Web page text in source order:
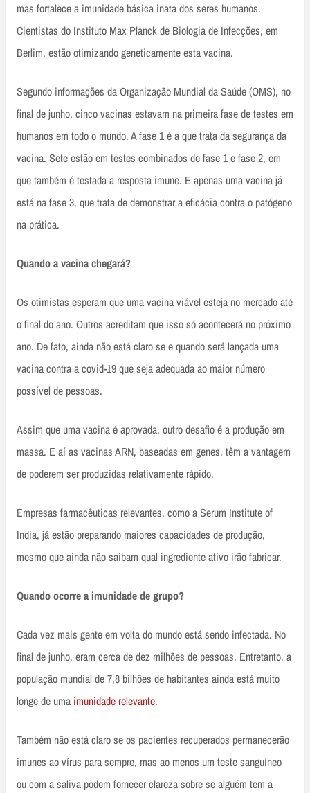
mas fortalece a imunidade básica inata dos seres humanos.
Cientistas do Instituto Max Planck de Biologia de Infecções, em
Berlim, estão otimizando geneticamente esta vacina.
Segundo informações da Organização Mundial da Saúde (OMS), no
final de junho, cinco vacinas estavam na primeira fase de testes em
humanos em todo o mundo. A fase 1 é a que trata da segurança da
vacina. Sete estão em testes combinados de fase 1 e fase 2, em
que também é testada a resposta imune. E apenas uma vacina já
está na fase 3, que trata de demonstrar a eficácia contra o patógeno
na prática.
Quando a vacina chegará?
Os otimistas esperam que uma vacina viável esteja no mercado até
o final do ano. Outros acreditam que isso só acontecerá no próximo
ano. De fato, ainda não está claro se e quando será lançada uma
vacina contra a covid-19 que seja adequada ao maior número
possível de pessoas.
Assim que uma vacina é aprovada, outro desafio é a produção em
massa. E aí as vacinas ARN, baseadas em genes, têm a vantagem
de poderem ser produzidas relativamente rápido.
Empresas farmacêuticas relevantes, como a Serum Institute of
India, já estão preparando maiores capacidades de produção,
mesmo que ainda não saibam qual ingrediente ativo irão fabricar.
Quando ocorre a imunidade de grupo?
Cada vez mais gente em volta do mundo está sendo infectada. No
final de junho, eram cerca de dez milhões de pessoas. Entretanto, a
população mundial de 7,8 bilhões de habitantes ainda está muito
longe de uma imunidade relevante.
Também não está claro se os pacientes recuperados permanecerão
imunes ao vírus para sempre, mas ao menos um teste sanguíneo
ou com a saliva podem fornecer clareza sobre se alguém tem a